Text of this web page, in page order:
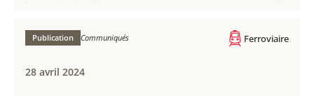
(PDF / 184,9 Ko)
Publication Communiqués Ferroviaire
28 avril 2024